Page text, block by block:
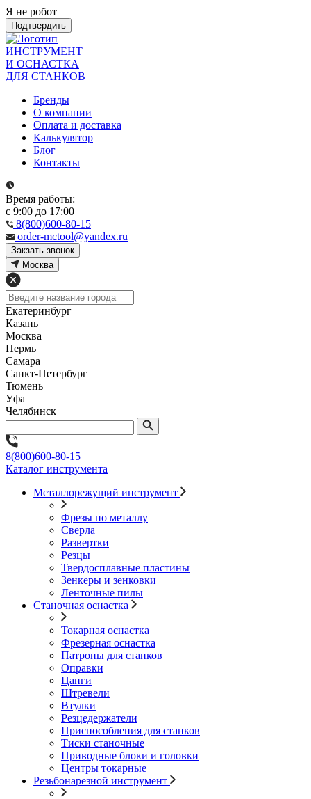
Я не робот
Подтвердить
ИНСТРУМЕНТ
И ОСНАСТКА
ДЛЯ СТАНКОВ
Бренды
О компании
Оплата и доставка
Калькулятор
Блог
Контакты
Время работы:
с 9:00 до 17:00
8(800)600-80-15
order-mctool@yandex.ru
Закзать звонок
Москва
Екатеринбург
Казань
Москва
Пермь
Самара
Санкт-Петербург
Тюмень
Уфа
Челябинск
8(800)600-80-15
Каталог инструмента
Металлорежущий инструмент
Фрезы по металлу
Сверла
Развертки
Резцы
Твердосплавные пластины
Зенкеры и зенковки
Ленточные пилы
Станочная оснастка
Токарная оснастка
Фрезерная оснастка
Патроны для станков
Оправки
Цанги
Штревели
Втулки
Резцедержатели
Приспособления для станков
Тиски станочные
Приводные блоки и головки
Центры токарные
Резьбонарезной инструмент